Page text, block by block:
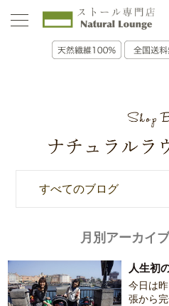
すべてのブログ
月別アーカイ
人生初
今日は
張から